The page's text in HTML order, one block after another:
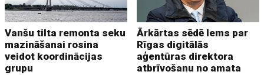
Vanšu tilta remonta seku
mazināšanai rosina
veidot koordinācijas
grupu
Ārkārtas sēdē lems par
Rīgas digitālās
aģentūras direktora
atbrīvošanu no amata